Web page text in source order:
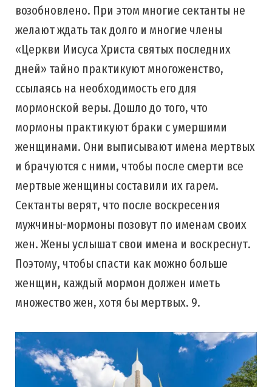
возобновлено. При этом многие сектанты не
желают ждать так долго и многие члены
«Церкви Иисуса Христа святых последних
дней» тайно практикуют многоженство,
ссылаясь на необходимость его для
мормонской веры. Дошло до того, что
мормоны практикуют браки с умершими
женщинами. Они выписывают имена мертвых
и брачуются с ними, чтобы после смерти все
мертвые женщины составили их гарем.
Сектанты верят, что после воскресения
мужчины-мормоны позовут по именам своих
жен. Жены услышат свои имена и воскреснут.
Поэтому, чтобы спасти как можно больше
женщин, каждый мормон должен иметь
множество жен, хотя бы мертвых. 9.